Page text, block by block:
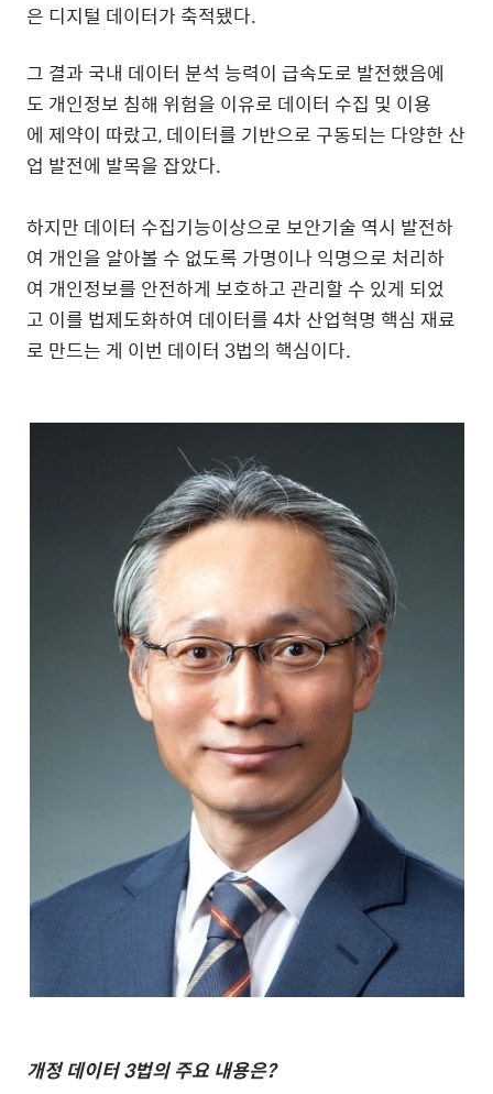
은 디지털 데이터가 축적됐다.
그 결과 국내 데이터 분석 능력이 급속도로 발전했음에
도 개인정보 침해 위험을 이유로 데이터 수집 및 이용
에 제약이 따랐고, 데이터를 기반으로 구동되는 다양한 산
업 발전에 발목을 잡았다.
하지만 데이터 수집기능이상으로 보안기술 역시 발전하
여 개인을 알아볼 수 없도록 가명이나 익명으로 처리하
여 개인정보를 안전하게 보호하고 관리할 수 있게 되었
고 이를 법제도화하여 데이터를 4차 산업혁명 핵심 재료
로 만드는 게 이번 데이터 3법의 핵심이다.
개정 데이터 3법의 주요 내용은?